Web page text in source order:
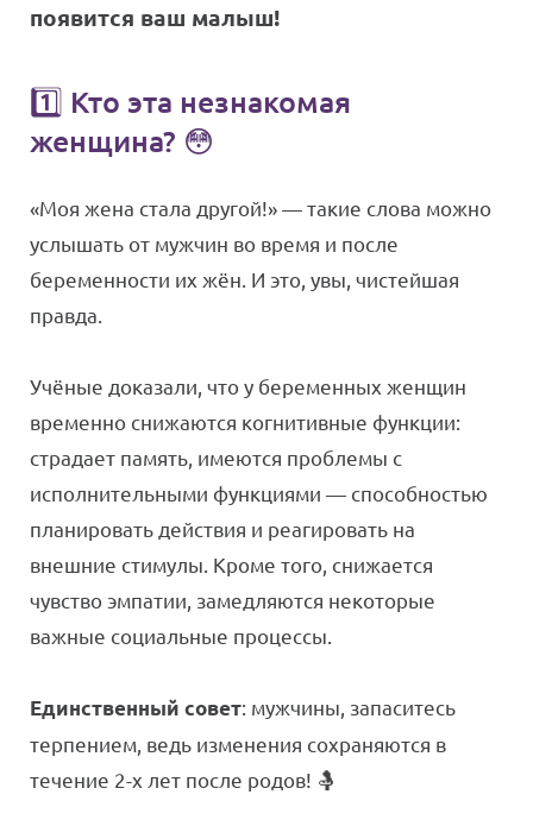
появится ваш малыш!
1️⃣ Кто эта незнакомая
женщина? 😳
«Моя жена стала другой!» — такие слова можно
услышать от мужчин во время и после
беременности их жён. И это, увы, чистейшая
правда.
Учёные доказали, что у беременных женщин
временно снижаются когнитивные функции:
страдает память, имеются проблемы с
исполнительными функциями — способностью
планировать действия и реагировать на
внешние стимулы. Кроме того, снижается
чувство эмпатии, замедляются некоторые
важные социальные процессы.
Единственный совет: мужчины, запаситесь
терпением, ведь изменения сохраняются в
течение 2-х лет после родов! 🤱